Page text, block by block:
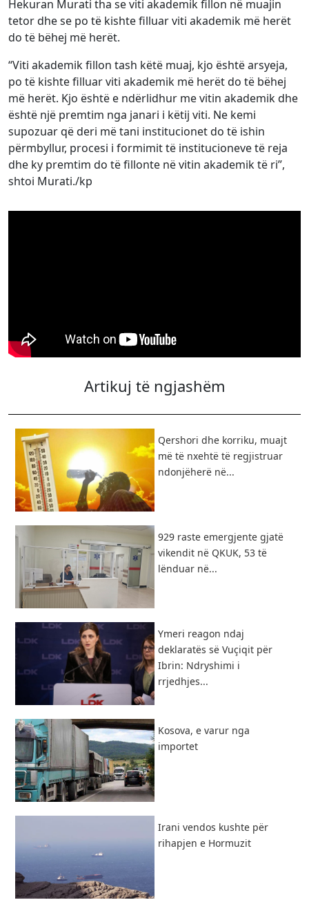
Hekuran Murati tha se viti akademik fillon në muajin
tetor dhe se po të kishte filluar viti akademik më herët
do të bëhej më herët.
“Viti akademik fillon tash këtë muaj, kjo është arsyeja,
po të kishte filluar viti akademik më herët do të bëhej
më herët. Kjo është e ndërlidhur me vitin akademik dhe
është një premtim nga janari i këtij viti. Ne kemi
supozuar që deri më tani institucionet do të ishin
përmbyllur, procesi i formimit të institucioneve të reja
dhe ky premtim do të fillonte në vitin akademik të ri”,
shtoi Murati./kp
Artikuj të ngjashëm
Qershori dhe korriku, muajt
më të nxehtë të regjistruar
ndonjëherë në...
929 raste emergjente gjatë
vikendit në QKUK, 53 të
lënduar në...
Ymeri reagon ndaj
deklaratës së Vuçiqit për
Ibrin: Ndryshimi i
rrjedhjes...
Kosova, e varur nga
importet
Irani vendos kushte për
rihapjen e Hormuzit